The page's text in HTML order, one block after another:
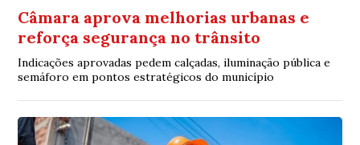
Câmara aprova melhorias urbanas e
reforça segurança no trânsito
Indicações aprovadas pedem calçadas, iluminação pública e
semáforo em pontos estratégicos do município